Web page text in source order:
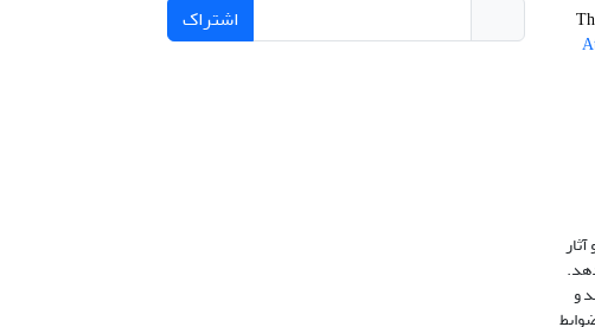
و
اشتراک